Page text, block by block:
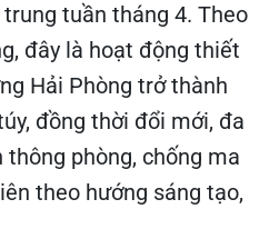
tuần tháng 4. Theo
đây là hoạt động thiết
Hải Phòng trở thành
đồng thời đổi mới, đa
phòng, chống ma
theo hướng sáng tạo,